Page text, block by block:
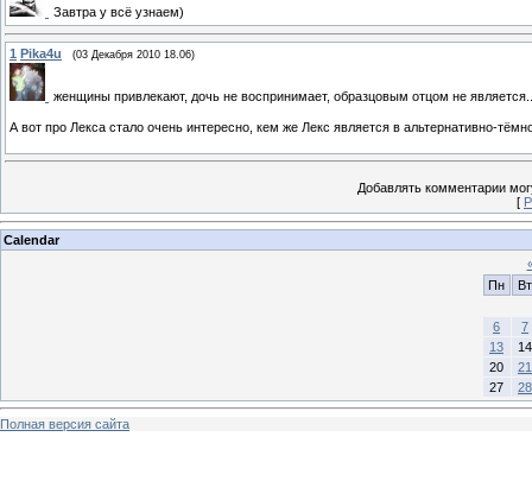
Завтра у всё узнаем)
1 Pika4u (03 Декабря 2010 18.06)
женщины привлекают, дочь не воспринимает, образцовым отцом не
А вот про Лекса стало очень интересно, кем же Лекс является в альтернативно-
Добавлять комментарии
[
Calendar
Пн
Вт
6
7
13
14
20
21
27
28
Полная версия сайта